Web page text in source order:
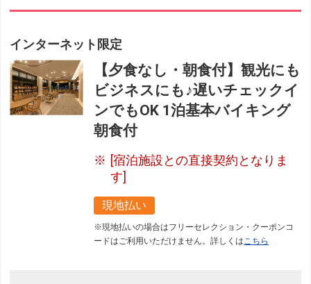
インターネット限定
【夕食なし・朝食付】観光にも
ビジネスにも♪遅いチェックイ
ンでもOK 1泊基本バイキング
朝食付
[宿泊施設との直接契約となりま
す]
現地払い
※現地払いの場合はフリーセレクション・クーポンコ
ードはご利用いただけません。詳しくはこちら